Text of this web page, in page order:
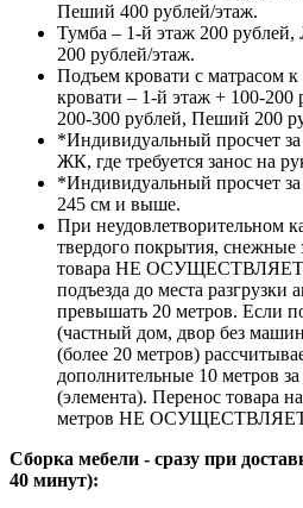
Пеший 400 рублей/этаж.
Тумба – 1-й этаж 200
200 рублей/этаж.
Подъем кровати с матрасом
кровати – 1-й этаж + 100-200
200-300 рублей, Пеший 200
*Индивидуальный просчет
ЖК, где требуется занос на
*Индивидуальный просчет
245 см и выше.
При неудовлетворительном
твердого покрытия, снежные
товара НЕ
подъезда до места разгрузки
превышать 20 метров. Если
(частный дом, двор без
(более 20 метров)
дополнительные 10 метров
(элемента). Перенос товара
метров НЕ
Сборка мебели - сразу при
40 минут):